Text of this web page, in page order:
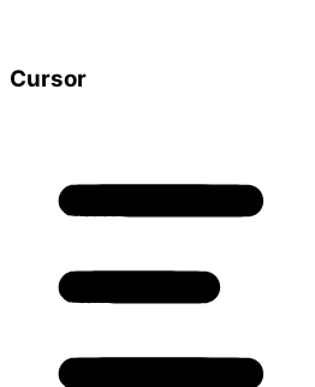
Cursor